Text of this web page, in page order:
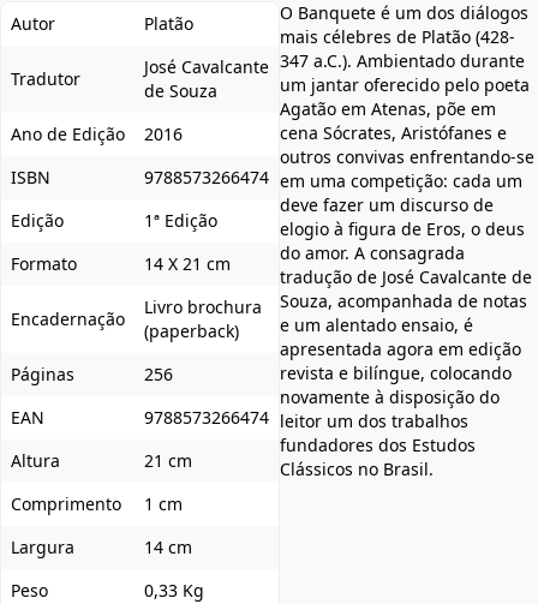
Autor Platão
Tradutor
José Cavalcante
de Souza
Ano de Edição
2016
ISBN
9788573266474
Edição
1ª Edição
Formato
14 X 21 cm
Encadernação
Livro brochura
(paperback)
Páginas
256
EAN
9788573266474
Altura
21 cm
Comprimento
1 cm
Largura
14 cm
Peso
0,33 Kg
O Banquete é um dos diálogos
mais célebres de Platão (428-
347 a.C.). Ambientado durante
um jantar oferecido pelo poeta
Agatão em Atenas, põe em
cena Sócrates, Aristófanes e
outros convivas enfrentando-se
em uma competição: cada um
deve fazer um discurso de
elogio à figura de Eros, o deus
do amor. A consagrada
tradução de José Cavalcante de
Souza, acompanhada de notas
e um alentado ensaio, é
apresentada agora em edição
revista e bilíngue, colocando
novamente à disposição do
leitor um dos trabalhos
fundadores dos Estudos
Clássicos no Brasil.